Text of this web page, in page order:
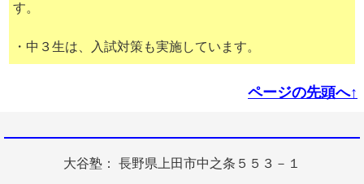
す。
・中３生は、入試対策も実施しています。
ページの先頭へ↑
大谷塾： 長野県上田市中之条５５３－１